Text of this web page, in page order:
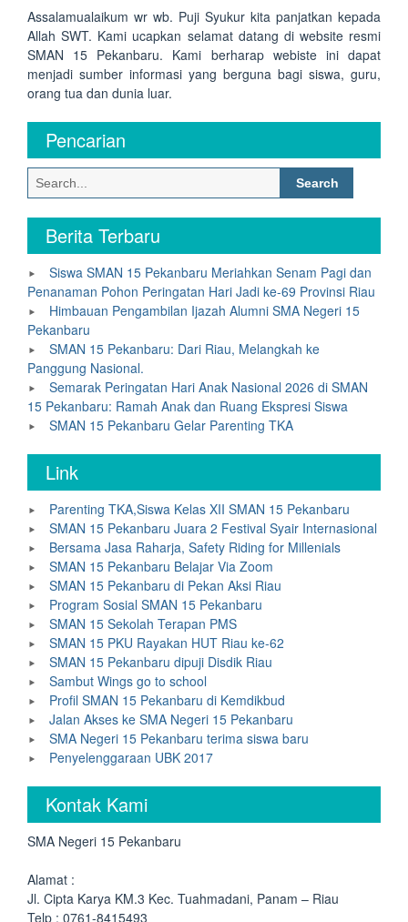
Assalamualaikum wr wb. Puji Syukur kita panjatkan kepada
Allah SWT. Kami ucapkan selamat datang di website resmi
SMAN 15 Pekanbaru. Kami berharap webiste ini dapat
menjadi sumber informasi yang berguna bagi siswa, guru,
orang tua dan dunia luar.
Pencarian
Search
for:
Berita Terbaru
Siswa SMAN 15 Pekanbaru Meriahkan Senam Pagi dan
Penanaman Pohon Peringatan Hari Jadi ke-69 Provinsi Riau
Himbauan Pengambilan Ijazah Alumni SMA Negeri 15
Pekanbaru
SMAN 15 Pekanbaru: Dari Riau, Melangkah ke
Panggung Nasional.
Semarak Peringatan Hari Anak Nasional 2026 di SMAN
15 Pekanbaru: Ramah Anak dan Ruang Ekspresi Siswa
SMAN 15 Pekanbaru Gelar Parenting TKA
Link
Parenting TKA,Siswa Kelas XII SMAN 15 Pekanbaru
SMAN 15 Pekanbaru Juara 2 Festival Syair Internasional
Bersama Jasa Raharja, Safety Riding for Millenials
SMAN 15 Pekanbaru Belajar Via Zoom
SMAN 15 Pekanbaru di Pekan Aksi Riau
Program Sosial SMAN 15 Pekanbaru
SMAN 15 Sekolah Terapan PMS
SMAN 15 PKU Rayakan HUT Riau ke-62
SMAN 15 Pekanbaru dipuji Disdik Riau
Sambut Wings go to school
Profil SMAN 15 Pekanbaru di Kemdikbud
Jalan Akses ke SMA Negeri 15 Pekanbaru
SMA Negeri 15 Pekanbaru terima siswa baru
Penyelenggaraan UBK 2017
Kontak Kami
SMA Negeri 15 Pekanbaru
Alamat :
Jl. Cipta Karya KM.3 Kec. Tuahmadani, Panam – Riau
Telp : 0761-8415493